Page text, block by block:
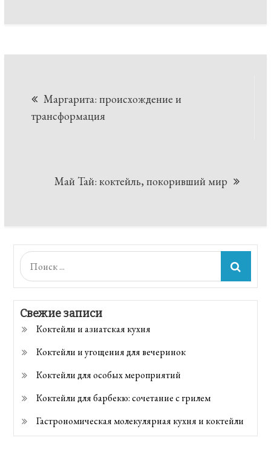
Навигация
по
Маргарита: происхождение и
трансформация
Май Тай: коктейль, покоривший мир
Поиск:
Свежие записи
Коктейли и азиатская кухня
Коктейли и угощения для вечеринок
Коктейли для особых мероприятий
Коктейли для барбекю: сочетание с грилем
Гастрономическая молекулярная кухня и коктейли